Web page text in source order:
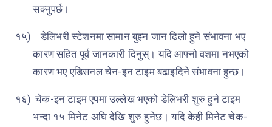
सक्नुपर्छ।
१५)
डेलिभरी स्टेशनमा सामान बुझ्न जान ढिलो हुने संभावना भए
कारण सहित पूर्व जानकारी दिनुस्। यदि आफ्नो वशमा नभएको
कारण भए एडिसनल चेन-इन टाइम बढाइदिने संभावना हुन्छ।
१६) चेक-इन टाइम एपमा उल्लेख भएको डेलिभरी शुरु हुने टाइम
भन्दा १५ मिनेट अघि देखि शुरु हुनेछ। यदि केही मिनेट चेक-